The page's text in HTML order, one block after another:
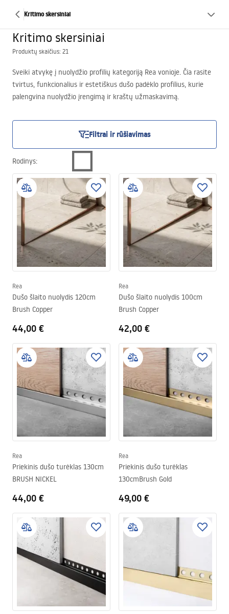
Kritimo skersiniai
Kritimo skersiniai
Produktų skaičius: 21
Sveiki atvykę į nuolydžio profilių kategoriją Rea vonioje. Čia rasite
tvirtus, funkcionalius ir estetiškus dušo padėklo profilius, kurie
palengvina nuolydžio įrengimą ir kraštų užmaskavimą.
tiek linijiniams nuotekų latakams, tiek klasikiniams dušo
kabinoms. Peržiūrėkite visus variantus ir pasirinkite profilį, kuris
idealiai tiks jūsų voniai.
Filtrai ir rūšiavimas
Rodinys:
Rea
Dušo šlaito nuolydis 120cm
Brush Copper
44,00 €
Rea
Dušo šlaito nuolydis 100cm
Brush Copper
42,00 €
Rea
Priekinis dušo turėklas 130cm
BRUSH NICKEL
44,00 €
Rea
Priekinis dušo turėklas
130cmBrush Gold
49,00 €